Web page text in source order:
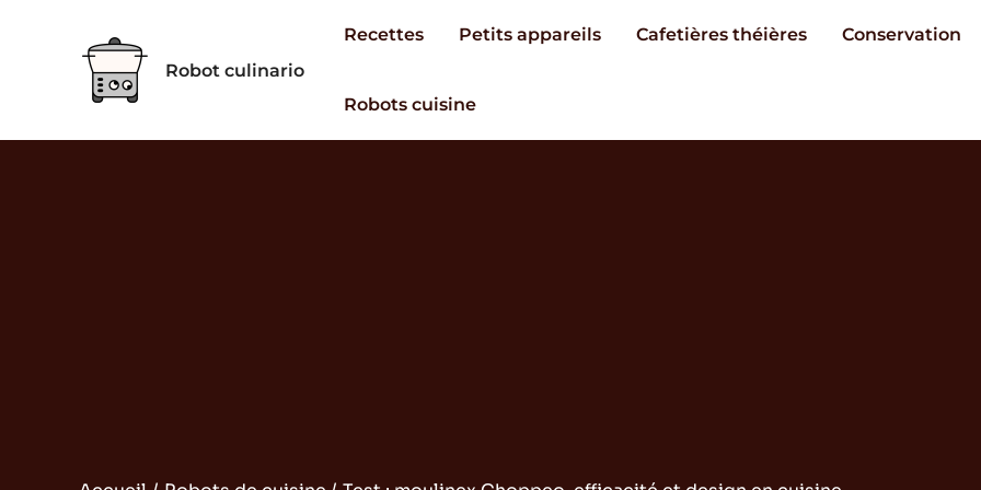
Robot culinario
Recettes Petits appareils Cafetières théières Conservation
Robots cuisine